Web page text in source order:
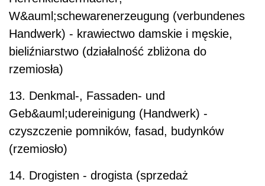
W&auml;schewarenerzeugung (verbundenes
Handwerk) - krawiectwo damskie i męskie,
bieliźniarstwo (działalność zbliżona do
rzemiosła)
13. Denkmal-, Fassaden- und
Geb&auml;udereinigung (Handwerk) -
czyszczenie pomników, fasad, budynków
(rzemiosło)
14. Drogisten - drogista (sprzedaż